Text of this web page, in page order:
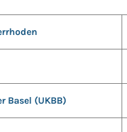
Basel (UKBB)